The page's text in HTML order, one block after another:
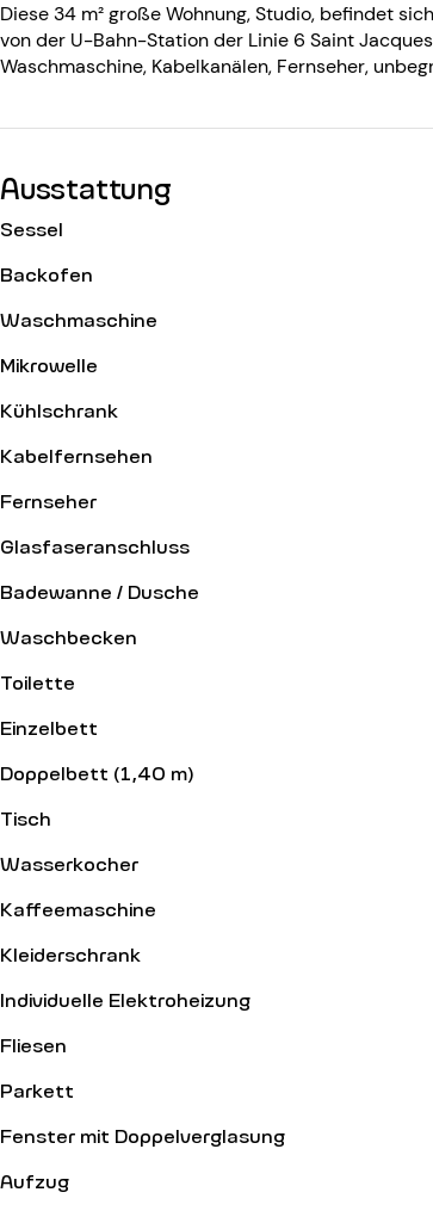
Diese 34 m² große Wohnung, Studio, befindet
von der U-Bahn-Station der Linie 6 Saint
Waschmaschine, Kabelkanälen, Fernseher,
Ausstattung
Sessel
Backofen
Waschmaschine
Mikrowelle
Kühlschrank
Kabelfernsehen
Fernseher
Glasfaseranschluss
Badewanne / Dusche
Waschbecken
Toilette
Einzelbett
Doppelbett (1,40 m)
Tisch
Wasserkocher
Kaffeemaschine
Kleiderschrank
Individuelle Elektroheizung
Fliesen
Parkett
Fenster mit Doppelverglasung
Aufzug